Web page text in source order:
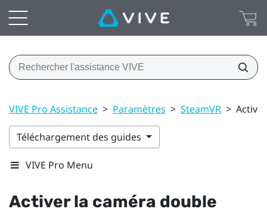
VIVE Pro Assistance > Paramètres > SteamVR >
Téléchargement des guides
VIVE Pro Menu
Activer la caméra double